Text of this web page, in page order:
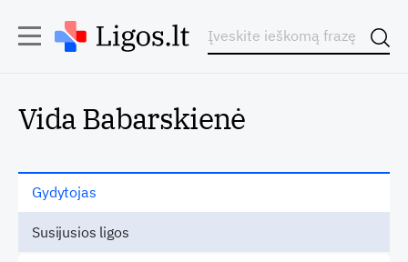
Vida Babarskienė
Gydytojas
Susijusios ligos